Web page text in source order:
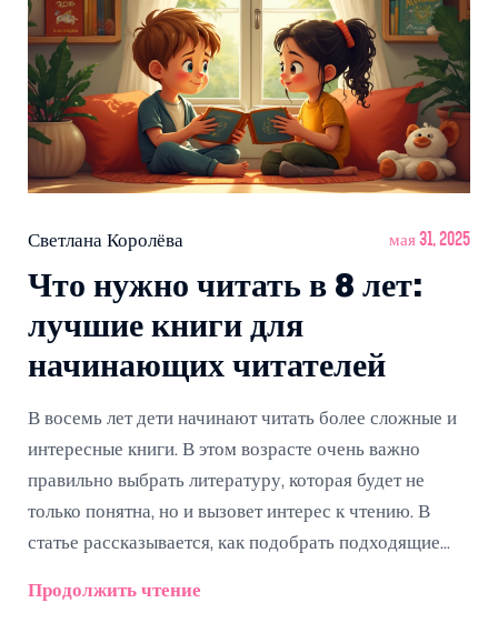
Светлана Королёва мая 31, 2025
Что нужно читать в 8 лет:
лучшие книги для
начинающих читателей
В восемь лет дети начинают читать более сложные и
интересные книги. В этом возрасте очень важно
правильно выбрать литературу, которая будет не
только понятна, но и вызовет интерес к чтению. В
статье рассказывается, как подобрать подходящие
попробовать и на что обратить внимание при выборе.
Продолжить чтение